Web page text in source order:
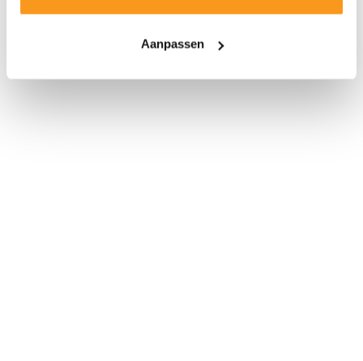
Aanpassen